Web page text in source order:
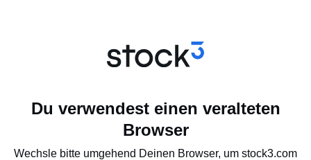
Du verwendest einen veralteten
Browser
Wechsle bitte umgehend Deinen Browser, um stock3.com